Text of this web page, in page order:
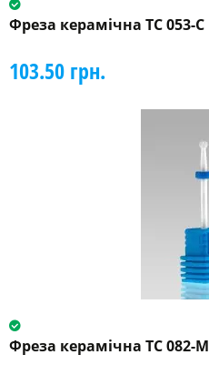
Фреза керамічна TC 053-C
103.50 грн.
Фреза керамічна TC 082-M